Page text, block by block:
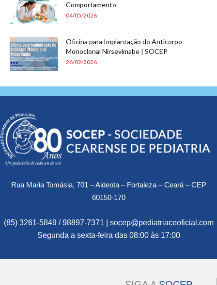
Comportamento
04/05/2026
Oficina para Implantação do Anticorpo
Monoclonal Nirsevimabe | SOCEP
26/02/2026
Rua Maria Tomásia, 701 – Aldeota – Fortaleza – Ceará – CEP
60150-170
(85) 3261-5849 / 98897-7371 | socep@pediatriaceoficial.com
Segunda a sexta-feira das 08:00 às 17:00